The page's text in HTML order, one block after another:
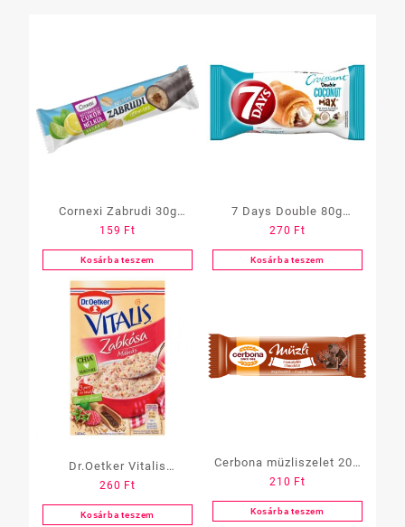
Cornexi Zabrudi 30g
Cukormentes Citrom-
Lime
159 Ft
Kosárba teszem
7 Days Double 80g
Kakaó-Kókuszkrém
270 Ft
Kosárba teszem
Dr.Oetker Vitalis
Zabkása 53g
Málnás+Chia
260 Ft
Kosárba teszem
Cerbona müzliszelet 20g
Csokis
210 Ft
Kosárba teszem